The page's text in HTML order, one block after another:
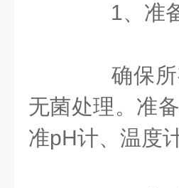
1、准备
确保所
无菌处理。准
准pH计、温度